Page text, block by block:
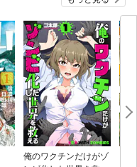
俺のワクチンだけがゾ